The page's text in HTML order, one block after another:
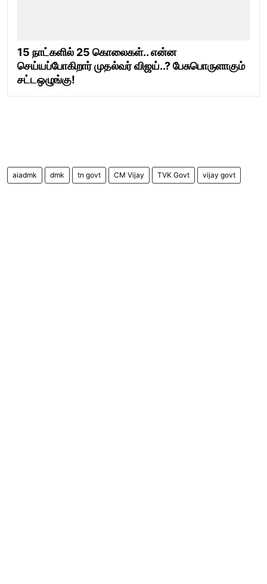
15 நாட்களில் 25 கொலைகள்.. என்ன
செய்யப்போகிறார் முதல்வர் விஜய்..? பேசுபொருளாகும்
சட்டஒழுங்கு!
aiadmk dmk tn govt CM Vijay TVK Govt vijay govt